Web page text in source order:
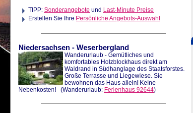
TIPP: Sonderangebote und Last-Minute Preise
Erstellen Sie Ihre Persönliche Angebots-Auswahl
Niedersachsen - Weserbergland
Wanderurlaub - Gemütliches und
komfortables Holzblockhaus direkt am
Waldrand in Südhanglage des Staatsforstes.
Große Terrasse und Liegewiese. Sie
bewohnen das Haus allein! Keine
Nebenkosten!
(Wanderurlaub: Ferienhaus 92644)